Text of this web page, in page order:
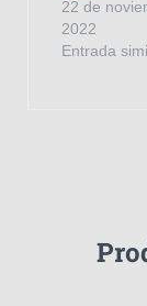
22 de
2022
Entrada